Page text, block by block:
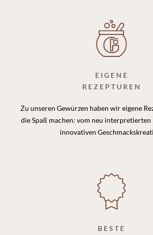
EIGENE
REZEPTUREN
Zu unseren Gewürzen haben wir eigene
die Spaß machen: vom neu interpretierten
innovativen
BESTE